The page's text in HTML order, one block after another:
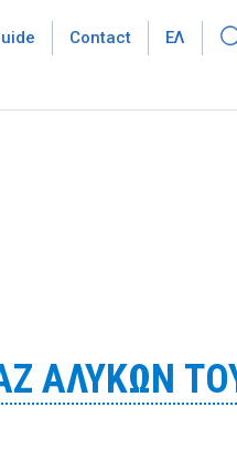
Contact ΕΛ
ΑΛΥΚΩΝ